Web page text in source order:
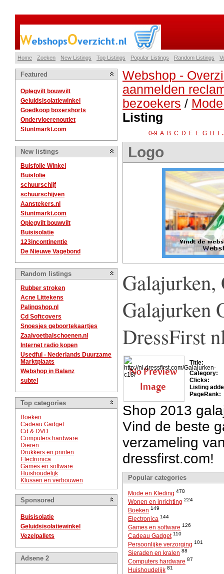
Home Zoeken New Listings Top Listings Popular Listings Random Listings
Featured
Oplegvilt bouwvilt
Geluidsisolatiewinkel
Goedkoop boxershorts
Ondervloerenoutlet
Stuntmarkt.com
New listings
Buisfolie Winkel
Buisfolie
schuurschijf
schuurschijven
Aanstekers.nl
Stuntmarkt.com
Oplegvilt bouwvilt
Buisisolatie
123incontinentie
De Nieuwe Vagebond
Random listings
Rubber stroken
Acne Littekens
Palingshop.nl
Cd Softcovers
Snoesjes geboortekaartjes
Zaalvoetbalschoenen.nl
Internet radio kopen
Usedful - Nederlands Duurzame
Marktplaats
Webshop in Balanz
subtel
Top categories
Boeken
Cadeau Gadget
Cd & DVD
Computers hardware
Dieren
Drukkers en printen
Electronica
Games en software
Huishoudelijk
Klussen en verbouwen
Sponsored
Buisisolatie
Geluidsisolatiewinkel
Vezelpallets
Adsene 2
Webshop -
aanmelden
bezoekers /
Listing
0-9 A B C D E F G H
Logo
Galajurken,
Galajurken
DressFirst
Title:
Category:
Clicks:
Listing
PageRank:
Shop 2013
Vind de beste
verzameling
dressfirst.com!
Popular categories
Mode en Kleding 478
Wonen en inrichting 224
Boeken 149
Electronica 144
Games en software 126
Cadeau Gadget 110
Persoonlijke verzorging 101
Sieraden en kralen 88
Computers hardware 87
Huishoudelijk 81